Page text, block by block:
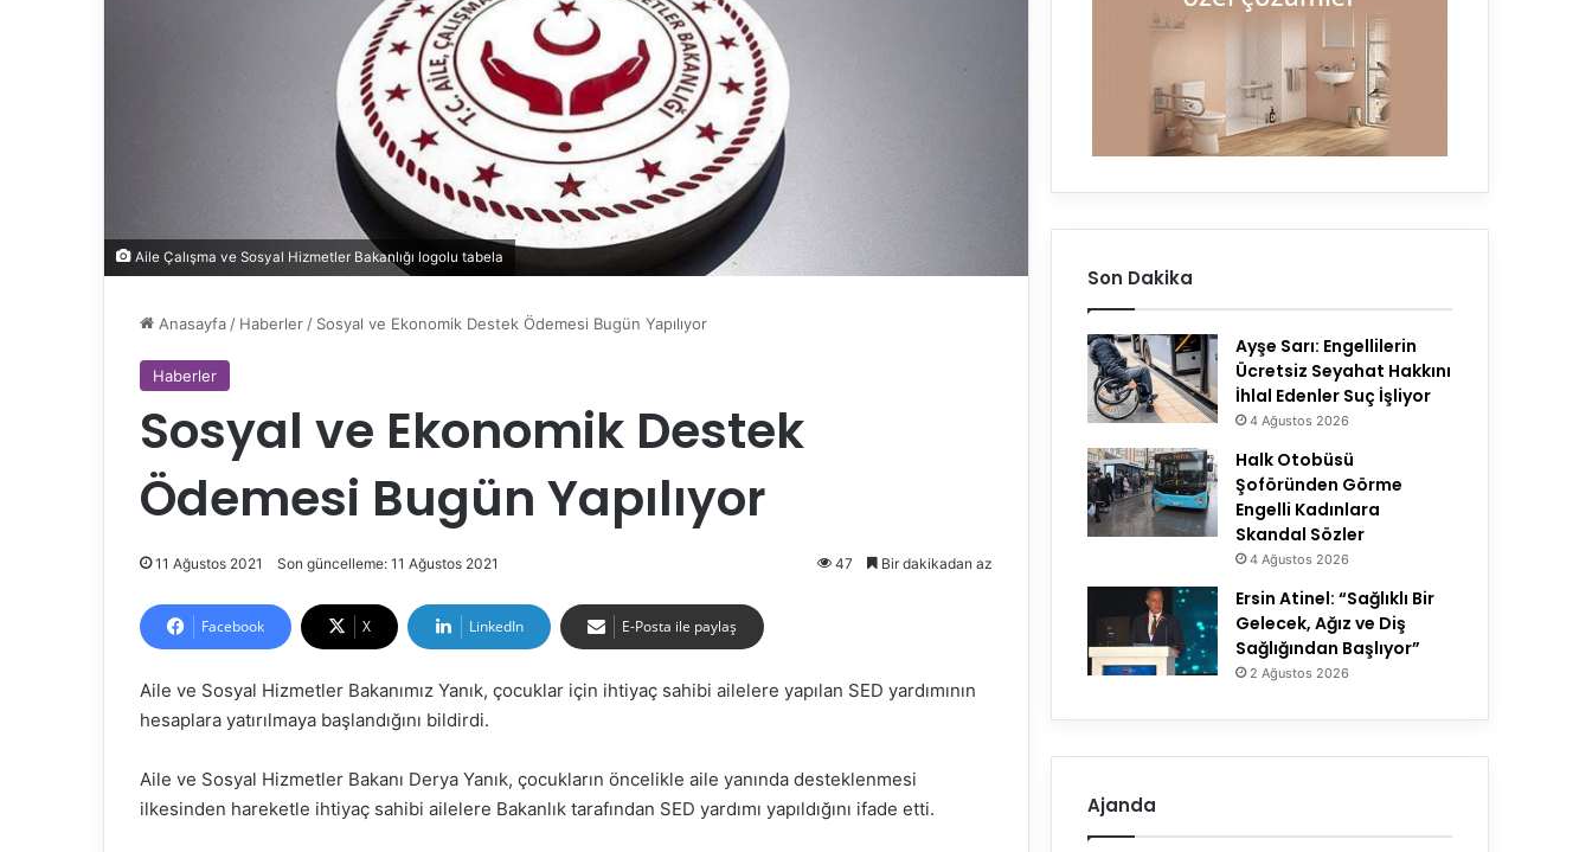
Aile Çalışma ve Sosyal Hizmetler Bakanlığı logolu tabela
Anasayfa / Haberler / Sosyal ve Ekonomik Destek Ödemesi Bugün Yapılıyor
Haberler
Sosyal ve Ekonomik Destek
Ödemesi Bugün Yapılıyor
11 Ağustos 2021 Son güncelleme: 11 Ağustos 2021 47 Bir dakikadan az
Facebook X LinkedIn E-Posta ile paylaş
Aile ve Sosyal Hizmetler Bakanımız Yanık, çocuklar için ihtiyaç sahibi ailelere yapılan SED yardımının
hesaplara yatırılmaya başlandığını bildirdi.
Aile ve Sosyal Hizmetler Bakanı Derya Yanık, çocukların öncelikle aile yanında desteklenmesi
ilkesinden hareketle ihtiyaç sahibi ailelere Bakanlık tarafından SED yardımı yapıldığını ifade etti.
Son Dakika
Ayşe Sarı: Engellilerin
Ücretsiz Seyahat Hakkını
İhlal Edenler Suç İşliyor
4 Ağustos 2026
Halk Otobüsü
Şoföründen Görme
Engelli Kadınlara
Skandal Sözler
4 Ağustos 2026
Ersin Atinel: “Sağlıklı Bir
Gelecek, Ağız ve Diş
Sağlığından Başlıyor”
2 Ağustos 2026
Ajanda